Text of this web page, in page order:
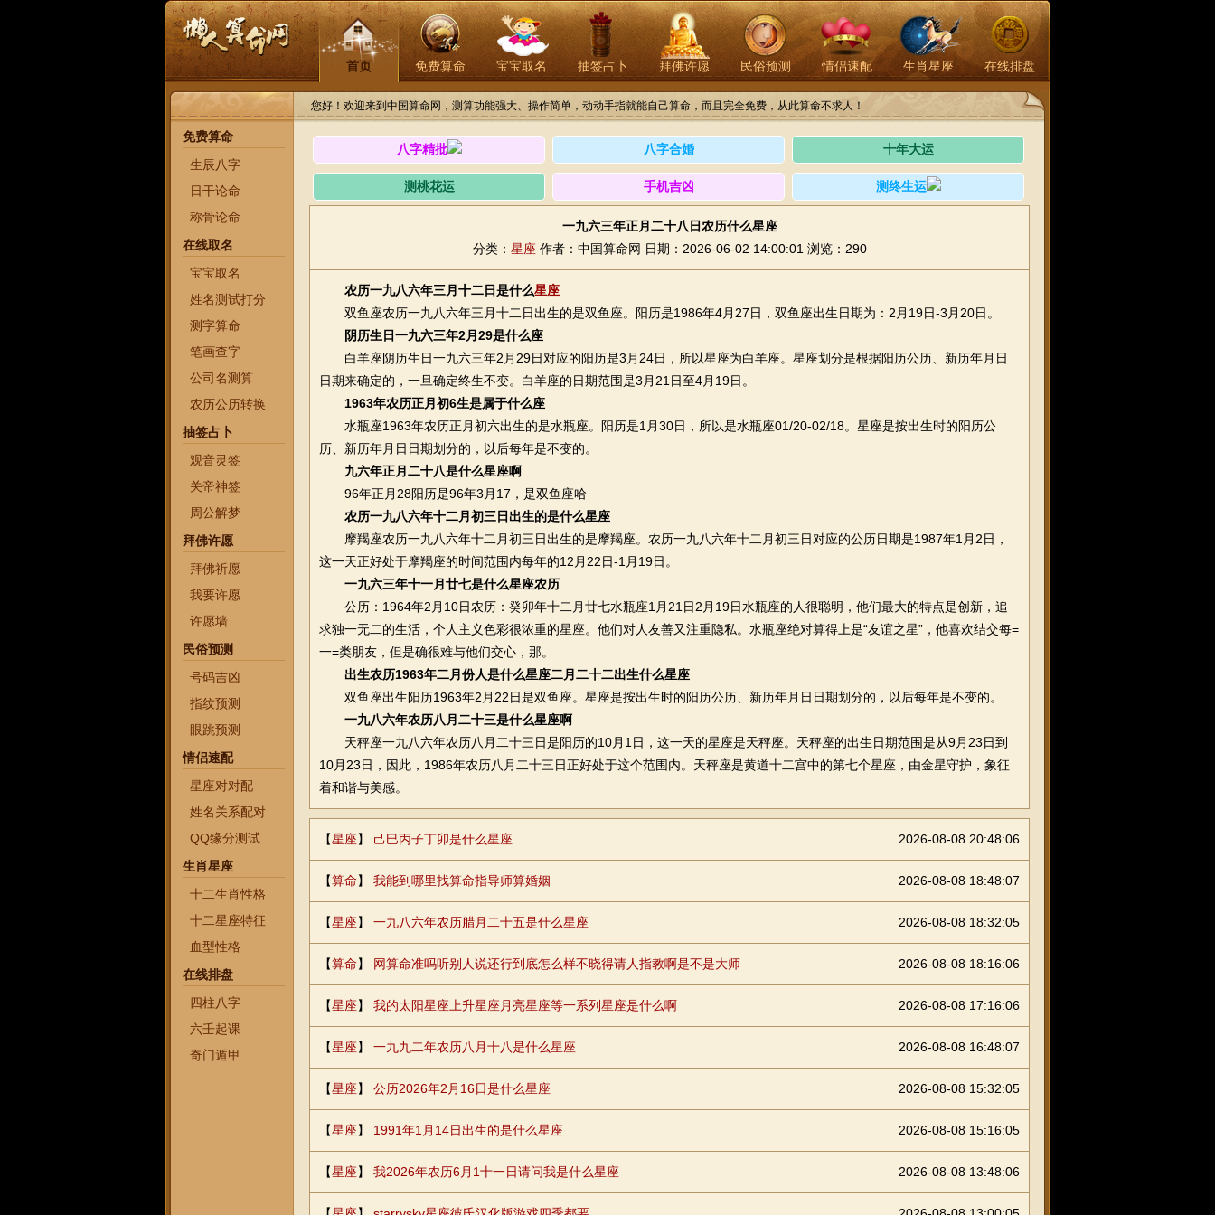
首页 免费算命 宝宝取名 抽签占卜 拜佛许愿 民俗预测 情侣速配 生肖星座 在线排盘
您好！欢迎来到中国算命网，测算功能强大、操作简单，动动手指就能自己算命，而且完全免费，从此算命不求人！
免费算命
生辰八字
日干论命
称骨论命
在线取名
宝宝取名
姓名测试打分
测字算命
笔画查字
公司名测算
农历公历转换
抽签占卜
观音灵签
关帝神签
周公解梦
拜佛许愿
拜佛祈愿
我要许愿
许愿墙
民俗预测
号码吉凶
指纹预测
眼跳预测
情侣速配
星座对对配
姓名关系配对
QQ缘分测试
生肖星座
十二生肖性格
十二星座特征
血型性格
在线排盘
四柱八字
六壬起课
奇门遁甲
八字精批 八字合婚 十年大运
测桃花运 手机吉凶 测终生运
一九六三年正月二十八日农历什么星座
分类： 星座 作者：中国算命网 日期：2026-06-02 14:00:01 浏览：290
农历一九八六年三月十二日是什么星座
双鱼座农历一九八六年三月十二日出生的是双鱼座。阳历是1986年4月27日，双鱼座出生日期为：2月19日-3月20日。
阴历生日一九六三年2月29是什么座
白羊座阴历生日一九六三年2月29日对应的阳历是3月24日，所以星座为白羊座。星座划分是根据阳历公历、新历年月日
日期来确定的，一旦确定终生不变。白羊座的日期范围是3月21日至4月19日。
1963年农历正月初6生是属于什么座
水瓶座1963年农历正月初六出生的是水瓶座。阳历是1月30日，所以是水瓶座01/20-02/18。星座是按出生时的阳历公
历、新历年月日日期划分的，以后每年是不变的。
九六年正月二十八是什么星座啊
96年正月28阳历是96年3月17，是双鱼座哈
农历一九八六年十二月初三日出生的是什么星座
摩羯座农历一九八六年十二月初三日出生的是摩羯座。农历一九八六年十二月初三日对应的公历日期是1987年1月2日，
这一天正好处于摩羯座的时间范围内每年的12月22日-1月19日。
一九六三年十一月廿七是什么星座农历
公历：1964年2月10日农历：癸卯年十二月廿七水瓶座1月21日2月19日水瓶座的人很聪明，他们最大的特点是创新，追
求独一无二的生活，个人主义色彩很浓重的星座。他们对人友善又注重隐私。水瓶座绝对算得上是“友谊之星”，他喜欢结交每=
一=类朋友，但是确很难与他们交心，那。
出生农历1963年二月份人是什么星座二月二十二出生什么星座
双鱼座出生阳历1963年2月22日是双鱼座。星座是按出生时的阳历公历、新历年月日日期划分的，以后每年是不变的。
一九八六年农历八月二十三是什么星座啊
天秤座一九八六年农历八月二十三日是阳历的10月1日，这一天的星座是天秤座。天秤座的出生日期范围是从9月23日到
10月23日，因此，1986年农历八月二十三日正好处于这个范围内。天秤座是黄道十二宫中的第七个星座，由金星守护，象征
着和谐与美感。
【星座】 己巳丙子丁卯是什么星座 2026-08-08 20:48:06
【算命】 我能到哪里找算命指导师算婚姻 2026-08-08 18:48:07
【星座】 一九八六年农历腊月二十五是什么星座 2026-08-08 18:32:05
【算命】 网算命准吗听别人说还行到底怎么样不晓得请人指教啊是不是大师 2026-08-08 18:16:06
【星座】 我的太阳星座上升星座月亮星座等一系列星座是什么啊 2026-08-08 17:16:06
【星座】 一九九二年农历八月十八是什么星座 2026-08-08 16:48:07
【星座】 公历2026年2月16日是什么星座 2026-08-08 15:32:05
【星座】 1991年1月14日出生的是什么星座 2026-08-08 15:16:05
【星座】 我2026年农历6月1十一日请问我是什么星座 2026-08-08 13:48:06